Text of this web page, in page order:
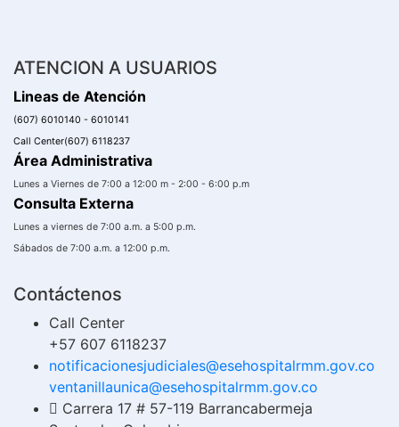
ATENCION A USUARIOS
Lineas de Atención
(607) 6010140 - 6010141
Call Center(607) 6118237
Área Administrativa
Lunes a Viernes de 7:00 a 12:00 m - 2:00 - 6:00 p.m
Consulta Externa
Lunes a viernes de 7:00 a.m. a 5:00 p.m.
Sábados de 7:00 a.m. a 12:00 p.m.
Contáctenos
Call Center
+57 607 6118237
notificacionesjudiciales@esehospitalrmm.gov.co
ventanillaunica@esehospitalrmm.gov.co
Carrera 17 # 57-119 Barrancabermeja